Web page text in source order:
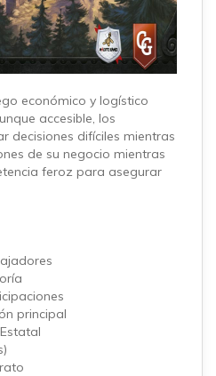
económico y logístico
accesible, los
decisiones difíciles mientras
de su negocio mientras
feroz para asegurar
principal